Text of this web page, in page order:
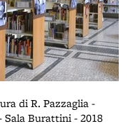
di R. Pazzaglia -
Burattini - 2018